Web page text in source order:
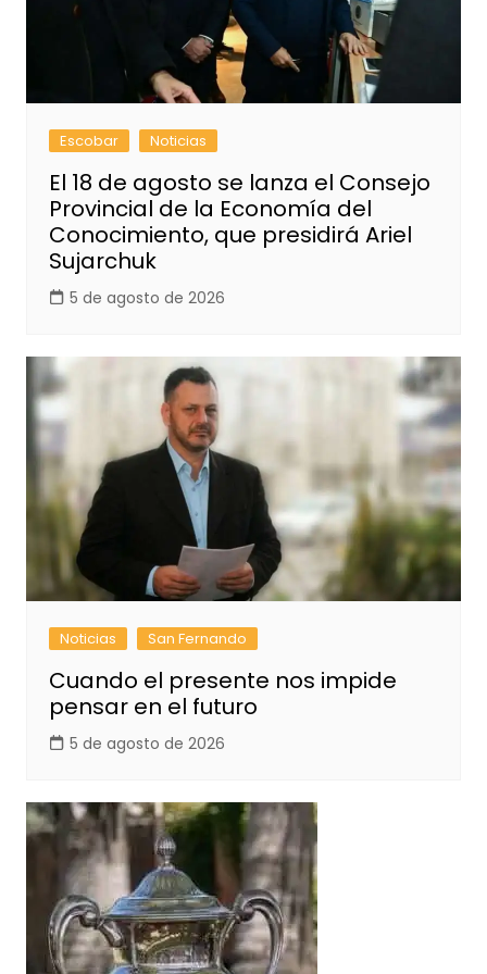
Escobar Noticias
El 18 de agosto se lanza el Consejo
Provincial de la Economía del
Conocimiento, que presidirá Ariel
Sujarchuk
5 de agosto de 2026
Noticias San Fernando
Cuando el presente nos impide
pensar en el futuro
5 de agosto de 2026